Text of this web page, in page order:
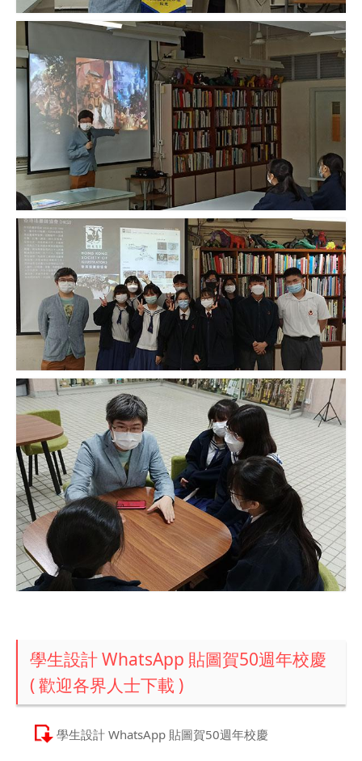
學生設計 WhatsApp 貼圖賀50週年校慶
( 歡迎各界人士下載 )
學生設計 WhatsApp 貼圖賀50週年校慶